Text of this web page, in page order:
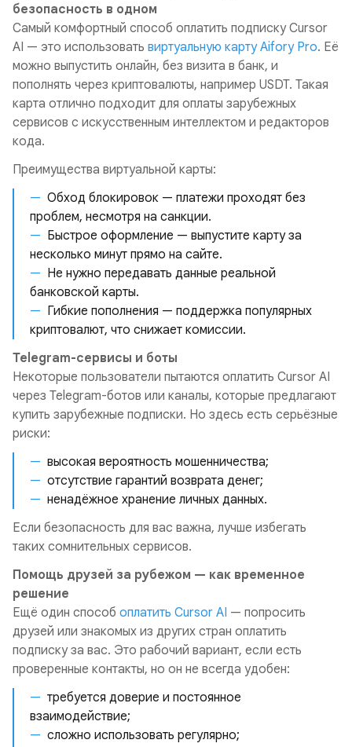
безопасность в одном
Самый комфортный способ оплатить подписку Cursor
AI — это использовать виртуальную карту Aifory Pro. Её
можно выпустить онлайн, без визита в банк, и
пополнять через криптовалюты, например USDT. Такая
карта отлично подходит для оплаты зарубежных
сервисов с искусственным интеллектом и редакторов
кода.
Преимущества виртуальной карты:
Обход блокировок — платежи проходят без
проблем, несмотря на санкции.
Быстрое оформление — выпустите карту за
несколько минут прямо на сайте.
Не нужно передавать данные реальной
банковской карты.
Гибкие пополнения — поддержка популярных
криптовалют, что снижает комиссии.
Telegram-сервисы и боты
Некоторые пользователи пытаются оплатить Cursor AI
через Telegram-ботов или каналы, которые предлагают
купить зарубежные подписки. Но здесь есть серьёзные
риски:
высокая вероятность мошенничества;
отсутствие гарантий возврата денег;
ненадёжное хранение личных данных.
Если безопасность для вас важна, лучше избегать
таких сомнительных сервисов.
Помощь друзей за рубежом — как временное
решение
Ещё один способ оплатить Cursor AI — попросить
друзей или знакомых из других стран оплатить
подписку за вас. Это рабочий вариант, если есть
проверенные контакты, но он не всегда удобен:
требуется доверие и постоянное
взаимодействие;
сложно использовать регулярно;